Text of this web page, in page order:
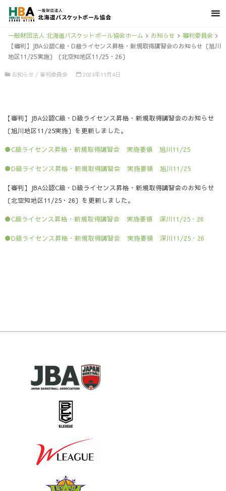
一般財団法人 北海道バスケットボール協会ホーム > お知らせ > 審判委員会>
【審判】JBA公認C級・D級ライセンス昇格・新規取得講習会のお知らせ〔旭川
地区11/25実施〕〔北空知地区11/25・26〕
お知らせ / 審判委員会 2023年11月4日
【審判】JBA公認C級・D級ライセンス昇格・新規取得講習会のお知らせ
〔旭川地区11/25実施〕を更新しました。
●C級ライセンス昇格・新規取得講習会 実施要領 旭川11/25
●D級ライセンス昇格・新規取得講習会 実施要領 旭川11/25
【審判】JBA公認C級・D級ライセンス昇格・新規取得講習会のお知らせ
〔北空知地区11/25・26〕を更新しました。
●C級ライセンス昇格・新規取得講習会 実施要領 深川11/25・26
●D級ライセンス昇格・新規取得講習会 実施要領 深川11/25・26